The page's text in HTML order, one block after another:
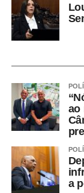
COMENTE
ao
a